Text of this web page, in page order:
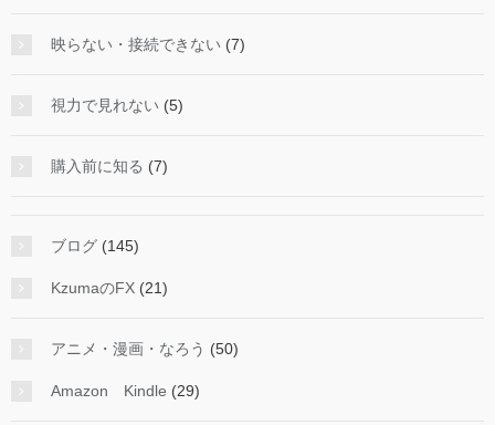
映らない・接続できない (7)
視力で見れない (5)
購入前に知る (7)
ブログ (145)
KzumaのFX (21)
アニメ・漫画・なろう (50)
Amazon Kindle (29)